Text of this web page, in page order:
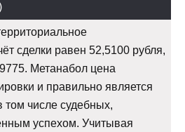
сделки равен 52,5100 рубля,
Метанабол цена
и правильно является
том числе судебных,
успехом. Учитывая